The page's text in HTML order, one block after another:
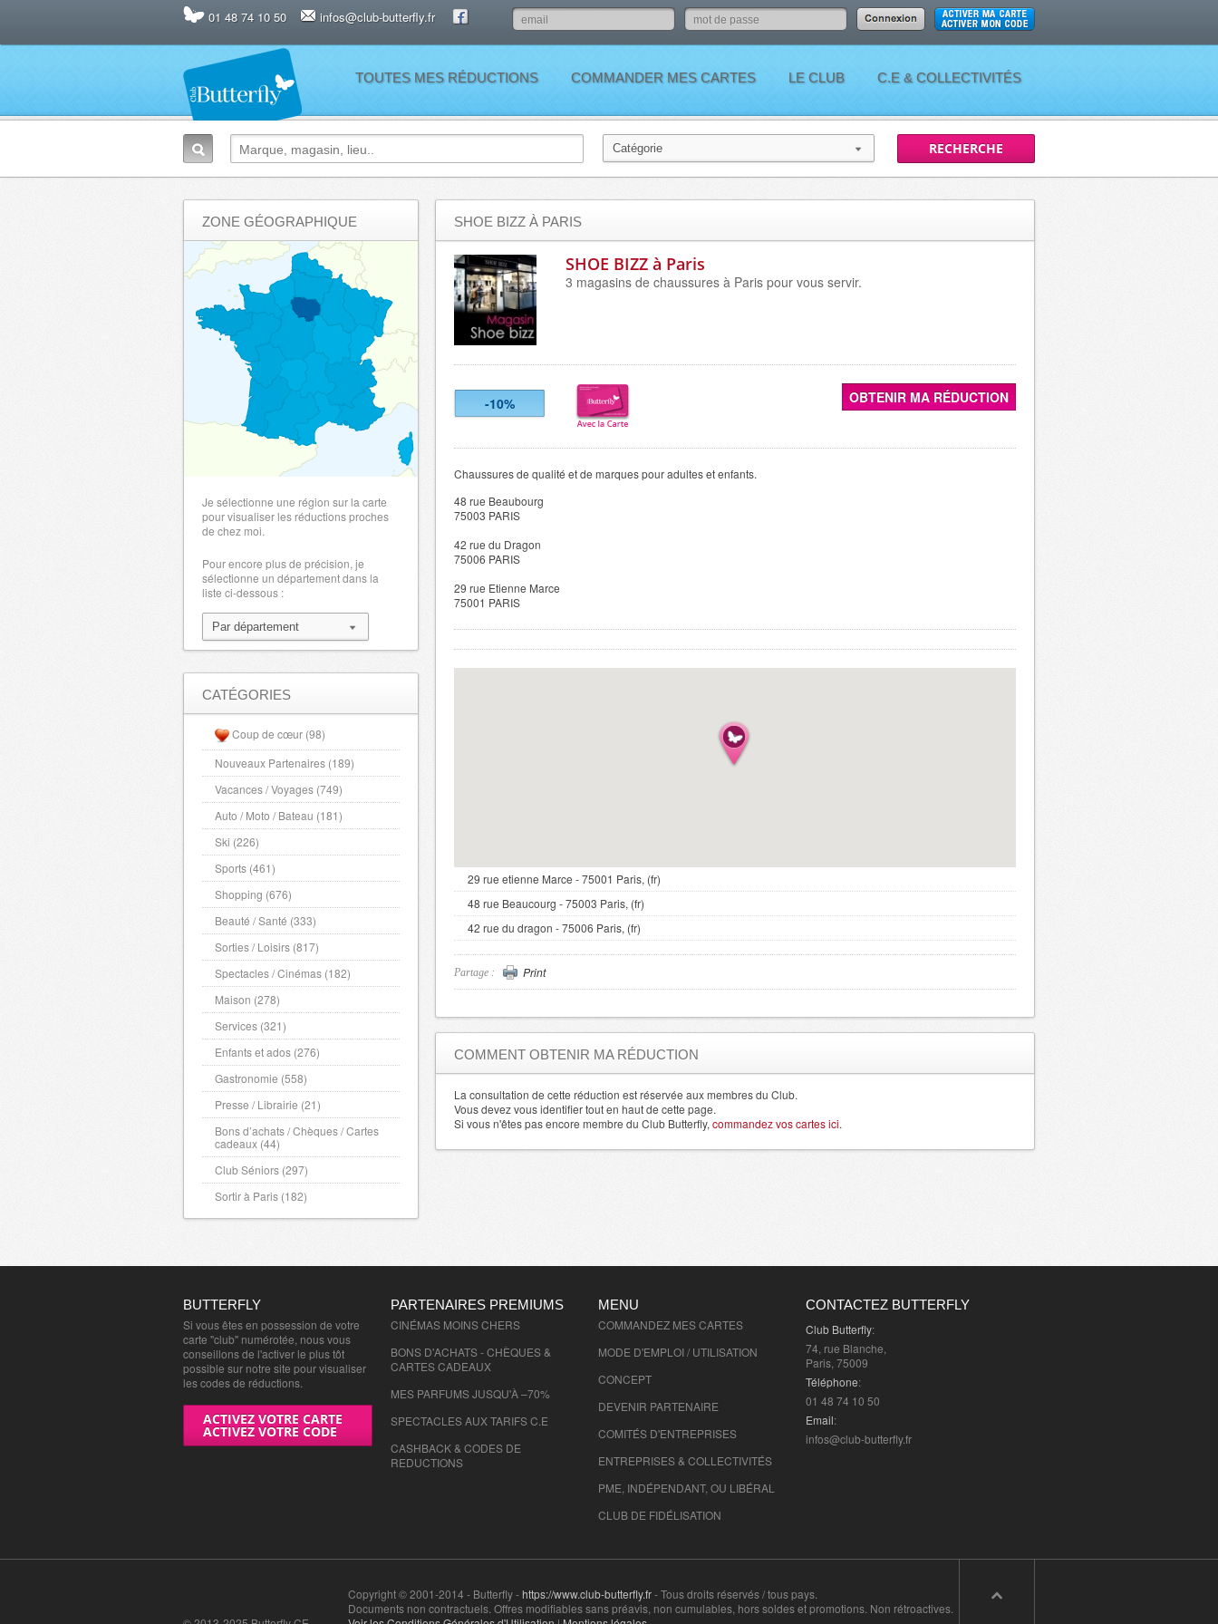
01 48 74 10 50 infos@club-butterfly.fr
TOUTES MES RÉDUCTIONS COMMANDER MES CARTES LE CLUB C.E & COLLECTIVITÉS
SHOE BIZZ À PARIS
SHOE BIZZ à Paris
3 magasins de chaussures à Paris pour vous servir.
-10% OBTENIR MA RÉDUCTION
Chaussures de qualité et de marques pour adultes et enfants.
48 rue Beaubourg
75003 PARIS
42 rue du Dragon
75006 PARIS
29 rue Etienne Marce
75001 PARIS
29 rue etienne Marce - 75001 Paris, (fr)
48 rue Beaucourg - 75003 Paris, (fr)
42 rue du dragon - 75006 Paris, (fr)
Partage : Print
COMMENT OBTENIR MA RÉDUCTION
La consultation de cette réduction est réservée aux membres du Club.
Vous devez vous identifier tout en haut de cette page.
Si vous n'êtes pas encore membre du Club Butterfly, commandez vos cartes ici.
ZONE GÉOGRAPHIQUE
Je sélectionne une région sur la carte
pour visualiser les réductions proches
de chez moi.
Pour encore plus de précision, je
sélectionne un département dans la
liste ci-dessous :
CATÉGORIES
Coup de cœur (98)
Nouveaux Partenaires (189)
Vacances / Voyages (749)
Auto / Moto / Bateau (181)
Ski (226)
Sports (461)
Shopping (676)
Beauté / Santé (333)
Sorties / Loisirs (817)
Spectacles / Cinémas (182)
Maison (278)
Services (321)
Enfants et ados (276)
Gastronomie (558)
Presse / Librairie (21)
Bons d’achats / Chèques / Cartes
cadeaux (44)
Club Séniors (297)
Sortir à Paris (182)
BUTTERFLY
Si vous êtes en possession de votre
carte "club" numérotée, nous vous
conseillons de l'activer le plus tôt
possible sur notre site pour visualiser
les codes de réductions.
ACTIVEZ VOTRE CARTE
ACTIVEZ VOTRE CODE
PARTENAIRES PREMIUMS
CINÉMAS MOINS CHERS
BONS D'ACHATS - CHÈQUES &
CARTES CADEAUX
MES PARFUMS JUSQU'À –70%
SPECTACLES AUX TARIFS C.E
CASHBACK & CODES DE
REDUCTIONS
MENU
COMMANDEZ MES CARTES
MODE D'EMPLOI / UTILISATION
CONCEPT
DEVENIR PARTENAIRE
COMITÉS D'ENTREPRISES
ENTREPRISES & COLLECTIVITÉS
PME, INDÉPENDANT, OU LIBÉRAL
CLUB DE FIDÉLISATION
CONTACTEZ BUTTERFLY
Club Butterfly:
74, rue Blanche,
Paris, 75009
Téléphone:
01 48 74 10 50
Email:
infos@club-butterfly.fr
Copyright © 2001-2014 - Butterfly -https://www.club-butterfly.fr- Tous droits réservés / tous pays.
Documents non contractuels. Offres modifiables sans préavis, non cumulables, hors soldes et promotions. Non rétroactives.